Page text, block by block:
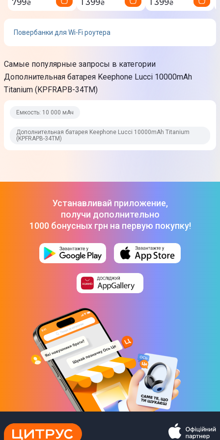
Рабочая температура
Цвет корпуса
Золото
Входные интерфейсы
Входной ток
Входное напряжение
Выход
Выходные интерфейсы
Дальность индукционного поля
6-8 мм
799₴ 1 399₴ 1 399₴
Повербанки для Wi-Fi роутера
Самые популярные запросы в категории
Дополнительная батарея Keephone Lucci 10000mAh
Titanium (KPFRAPB-34TM)
Емкость: 10 000 мАч
Дополнительная батарея Keephone Lucci 10000mAh Titanium
(KPFRAPB-34TM)
Устанавливай приложение,
получи дополнительно
1000 бонусных грн на первую покупку!